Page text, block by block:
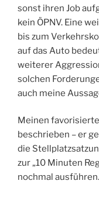
sonst ihren Job
kein ÖPNV. Eine
bis zum
auf das Auto
weiterer
solchen
auch meine
Meinen
beschrieben – er
die
zur „10 Minuten
nochmal ausführen.